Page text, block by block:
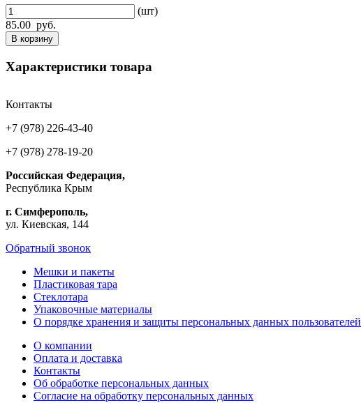
(шт)
85.00 руб.
В корзину
Характеристики товара
Контакты
+7 (978) 226-43-40
+7 (978) 278-19-20
Российская Федерация,
Республика Крым
г. Симферополь,
ул. Киевская, 144
Обратный звонок
Мешки и пакеты
Пластиковая тара
Стеклотара
Упаковочные материалы
О порядке хранения и защиты персональных данных пользователей
О компании
Оплата и доставка
Контакты
Об обработке персональных данных
Согласие на обработку персональных данных